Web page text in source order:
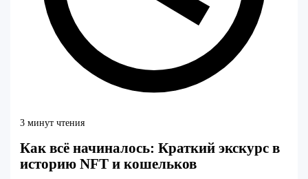
3 минут чтения
Как всё начиналось: Краткий экскурс в
историю NFT и кошельков